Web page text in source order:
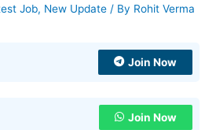
Job, New Update / By Rohit Verma
Join Now
Join Now